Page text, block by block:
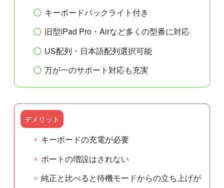
キーボードバックライト付き
旧型iPad Pro・Airなど多くの型番に対応
US配列・日本語配列選択可能
万が一のサポート対応も充実
デメリット
キーボードの充電が必要
ポートの増設はされない
純正と比べると待機モードからの立ち上げが